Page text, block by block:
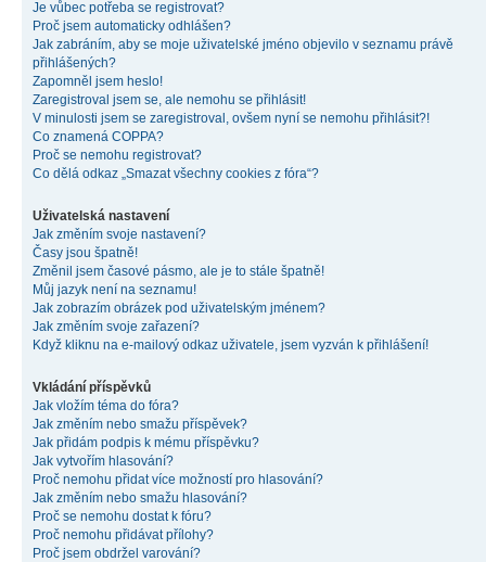
Je vůbec potřeba se registrovat?
Proč jsem automaticky odhlášen?
Jak zabráním, aby se moje uživatelské jméno objevilo v seznamu právě
přihlášených?
Zapomněl jsem heslo!
Zaregistroval jsem se, ale nemohu se přihlásit!
V minulosti jsem se zaregistroval, ovšem nyní se nemohu přihlásit?!
Co znamená COPPA?
Proč se nemohu registrovat?
Co dělá odkaz „Smazat všechny cookies z fóra“?
Uživatelská nastavení
Jak změním svoje nastavení?
Časy jsou špatně!
Změnil jsem časové pásmo, ale je to stále špatně!
Můj jazyk není na seznamu!
Jak zobrazím obrázek pod uživatelským jménem?
Jak změním svoje zařazení?
Když kliknu na e-mailový odkaz uživatele, jsem vyzván k přihlášení!
Vkládání příspěvků
Jak vložím téma do fóra?
Jak změním nebo smažu příspěvek?
Jak přidám podpis k mému příspěvku?
Jak vytvořím hlasování?
Proč nemohu přidat více možností pro hlasování?
Jak změním nebo smažu hlasování?
Proč se nemohu dostat k fóru?
Proč nemohu přidávat přílohy?
Proč jsem obdržel varování?